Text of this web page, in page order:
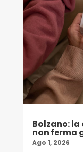
Bolzano:
non ferma
Ago 1, 2026